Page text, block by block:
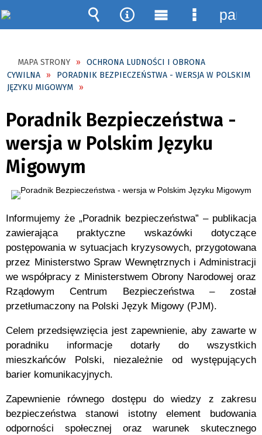
MAPA STRONY
OCHRONA LUDNOŚCI I OBRONA
CYWILNA
PORADNIK BEZPIECZEŃSTWA - WERSJA W POLSKIM
JĘZYKU MIGOWYM
Poradnik Bezpieczeństwa -
wersja w Polskim Języku
Migowym
Informujemy że „Poradnik bezpieczeństwa” – publikacja
zawierająca praktyczne wskazówki dotyczące
postępowania w sytuacjach kryzysowych, przygotowana
przez Ministerstwo Spraw Wewnętrznych i Administracji
we współpracy z Ministerstwem Obrony Narodowej oraz
Rządowym Centrum Bezpieczeństwa – został
przetłumaczony na Polski Język Migowy (PJM).
Celem przedsięwzięcia jest zapewnienie, aby zawarte w
poradniku informacje dotarły do wszystkich
mieszkańców Polski, niezależnie od występujących
barier komunikacyjnych.
Zapewnienie równego dostępu do wiedzy z zakresu
bezpieczeństwa stanowi istotny element budowania
odporności społecznej oraz warunek skutecznego
Wyszukiwarka
Narzędzia
MenuMenu
panel